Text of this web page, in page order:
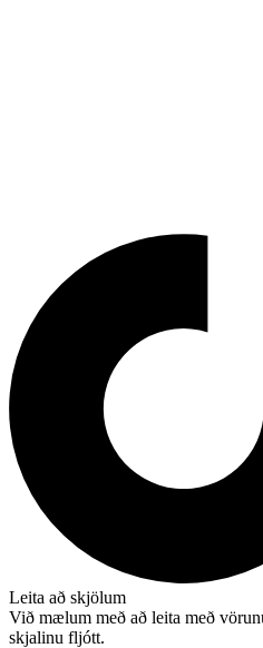
Leita að skjölum
Við mælum með að leita með
skjalinu fljótt.